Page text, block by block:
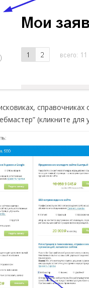
справочниках
(кликните для